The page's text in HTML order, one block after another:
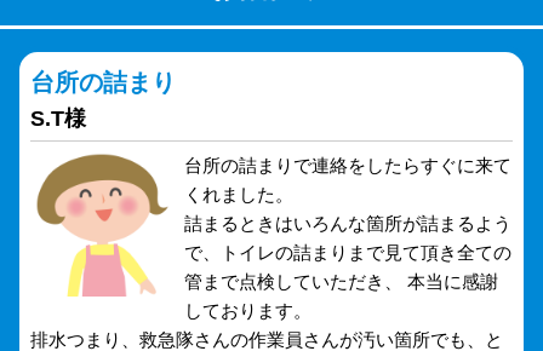
台所の詰まり
S.T様
台所の詰まりで連絡をしたらすぐに来て
くれました。
詰まるときはいろんな箇所が詰まるよう
で、トイレの詰まりまで見て頂き全ての
管まで点検していただき、 本当に感謝
しております。
排水つまり、救急隊さんの作業員さんが汚い箇所でも、と